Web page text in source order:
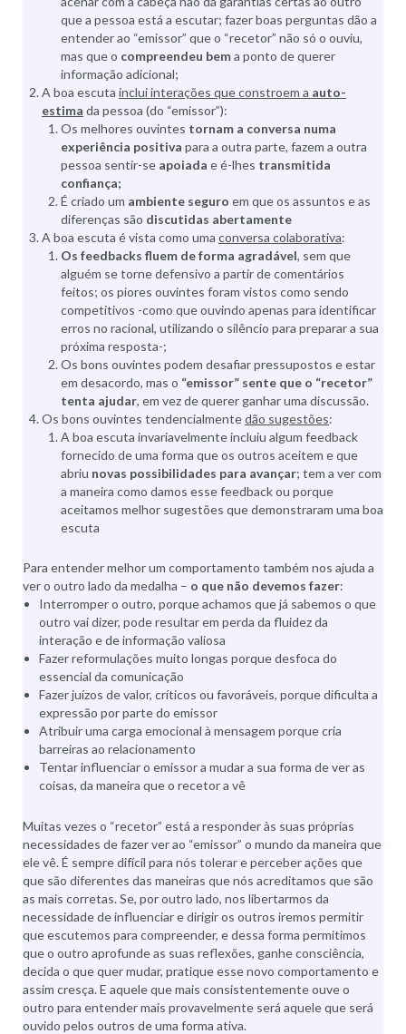
que a pessoa está a escutar; fazer boas perguntas dão a
entender ao “emissor” que o “recetor” não só o ouviu,
mas que o compreendeu bema ponto de querer
informação adicional;
A boa escuta inclui interações que constroem a auto-
estima da pessoa (do “emissor”):
Os melhores ouvintes tornam a conversa numa
experiência positiva para a outra parte, fazem a outra
pessoa sentir-se apoiada e é-lhes transmitida
confiança;
É criado um ambiente seguro em que os assuntos e as
diferenças são discutidas abertamente
A boa escuta é vista como uma conversa colaborativa:
Os feedbacks fluem de forma agradável, sem que
alguém se torne defensivo a partir de comentários
feitos; os piores ouvintes foram vistos como sendo
competitivos -como que ouvindo apenas para identificar
erros no racional, utilizando o silêncio para preparar a sua
próxima resposta-;
Os bons ouvintes podem desafiar pressupostos e estar
em desacordo, mas o “emissor” sente que o “recetor”
tenta ajudar, em vez de querer ganhar uma discussão.
Os bons ouvintes tendencialmentedão sugestões:
A boa escuta invariavelmente incluiu algum feedback
fornecido de uma forma que os outros aceitem e que
abriu novas possibilidades para avançar; tem a ver com
a maneira como damos esse feedback ou porque
aceitamos melhor sugestões que demonstraram uma boa
escuta
Para entender melhor um comportamento também nos ajuda a
ver o outro lado da medalha – o que não devemos fazer:
Interromper o outro, porque achamos que já sabemos o que
outro vai dizer, pode resultar em perda da fluidez da
interação e de informação valiosa
Fazer reformulações muito longas porque desfoca do
essencial da comunicação
Fazer juízos de valor, críticos ou favoráveis, porque dificulta a
expressão por parte do emissor
Atribuir uma carga emocional à mensagem porque cria
barreiras ao relacionamento
Tentar influenciar o emissor a mudar a sua forma de ver as
coisas, da maneira que o recetor a vê
Muitas vezes o “recetor” está a responder às suas próprias
necessidades de fazer ver ao “emissor” o mundo da maneira que
ele vê. É sempre difícil para nós tolerar e perceber ações que
que são diferentes das maneiras que nós acreditamos que são
as mais corretas. Se, por outro lado, nos libertarmos da
necessidade de influenciar e dirigir os outros iremos permitir
que escutemos para compreender, e dessa forma permitimos
que o outro aprofunde as suas reflexões, ganhe consciência,
decida o que quer mudar, pratique esse novo comportamento e
assim cresça. E aquele que mais consistentemente ouve o
outro para entender mais provavelmente será aquele que será
ouvido pelos outros de uma forma ativa.